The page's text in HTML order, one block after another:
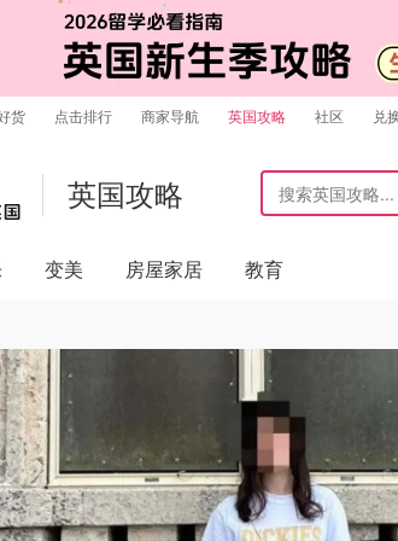
货 点击排行 商家导航 英国攻略 社区 兑
英国攻略
变美 房屋家居 教育